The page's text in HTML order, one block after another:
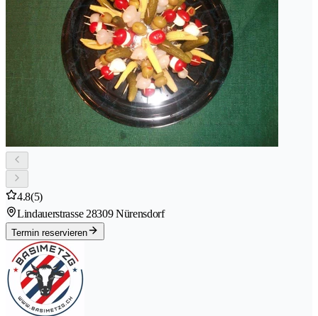
4.8(5)
Lindauerstrasse 28309 Nürensdorf
Termin reservieren